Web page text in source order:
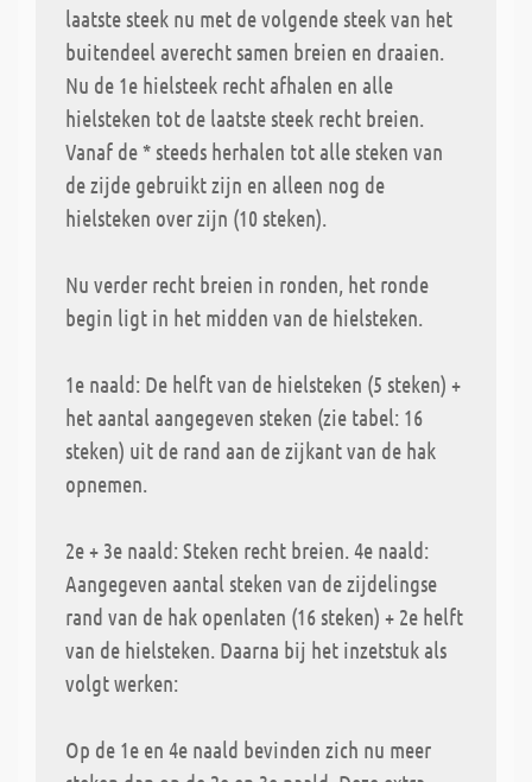
laatste steek nu met de volgende steek van het
buitendeel averecht samen breien en draaien.
Nu de 1e hielsteek recht afhalen en alle
hielsteken tot de laatste steek recht breien.
Vanaf de * steeds herhalen tot alle steken van
de zijde gebruikt zijn en alleen nog de
hielsteken over zijn (10 steken).
Nu verder recht breien in ronden, het ronde
begin ligt in het midden van de hielsteken.
1e naald: De helft van de hielsteken (5 steken) +
het aantal aangegeven steken (zie tabel: 16
steken) uit de rand aan de zijkant van de hak
opnemen.
2e + 3e naald: Steken recht breien. 4e naald:
Aangegeven aantal steken van de zijdelingse
rand van de hak openlaten (16 steken) + 2e helft
van de hielsteken. Daarna bij het inzetstuk als
volgt werken:
Op de 1e en 4e naald bevinden zich nu meer